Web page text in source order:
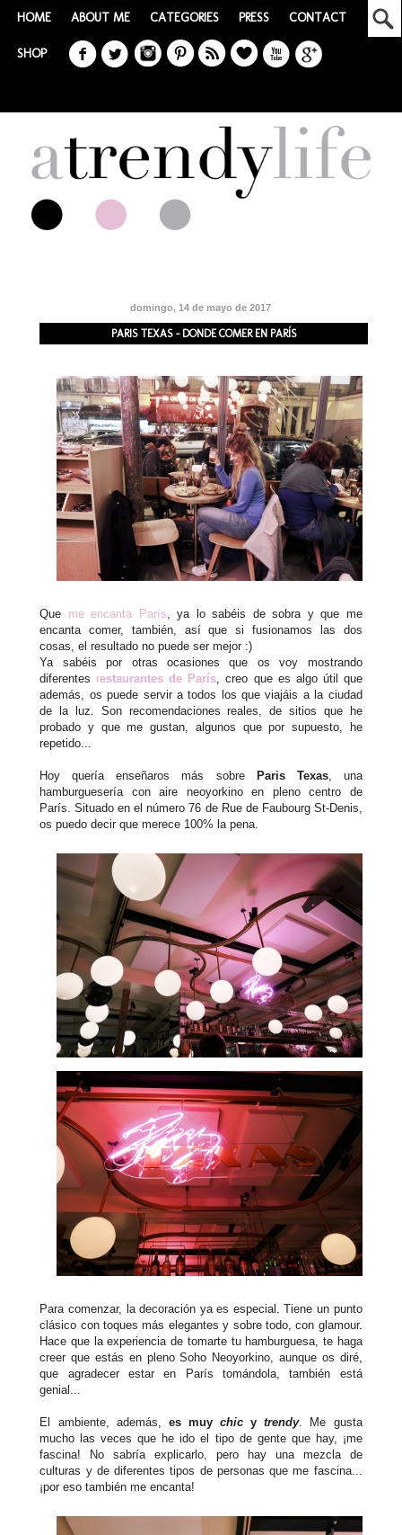
HOME ABOUT ME CATEGORIES PRESS CONTACT
SHOP
domingo, 14 de mayo de 2017
PARIS TEXAS - DONDE COMER EN PARÍS
Que me encanta París , ya lo sabéis de sobra y que me
encanta comer, también, así que si fusionamos las dos
cosas, el resultado no puede ser mejor :)
Ya sabéis por otras ocasiones que os voy mostrando
diferentes restaurantes de París , creo que es algo útil que
además, os puede servir a todos los que viajáis a la ciudad
de la luz. Son recomendaciones reales, de sitios que he
probado y que me gustan, algunos que por supuesto, he
repetido...
Hoy quería enseñaros más sobre Paris Texas, una
hamburguesería con aire neoyorkino en pleno centro de
París. Situado en el número 76 de Rue de Faubourg St-Denis,
os puedo decir que merece 100% la pena.
Para comenzar, la decoración ya es especial. Tiene un punto
clásico con toques más elegantes y sobre todo, con glamour.
Hace que la experiencia de tomarte tu hamburguesa, te haga
creer que estás en pleno Soho Neoyorkino, aunque os diré,
que agradecer estar en París tomándola, también está
genial...
El ambiente, además, es muychic ytrendy. Me gusta
mucho las veces que he ido el tipo de gente que hay, ¡me
fascina! No sabría explicarlo, pero hay una mezcla de
culturas y de diferentes tipos de personas que me fascina...
¡por eso también me encanta!